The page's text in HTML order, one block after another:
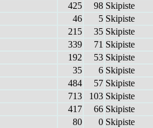
425 98 Ski­pis­te
46 5 Ski­pis­te
215 35 Ski­pis­te
339 71 Ski­pis­te
192 53 Ski­pis­te
35 6 Ski­pis­te
484 57 Ski­pis­te
713 103 Ski­pis­te
417 66 Ski­pis­te
80 0 Ski­pis­te